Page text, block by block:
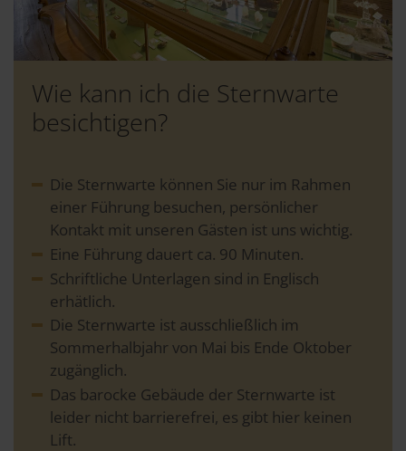
Wie kann ich die Sternwarte
besichtigen?
Die Sternwarte können Sie nur im Rahmen
einer Führung besuchen, persönlicher
Kontakt mit unseren Gästen ist uns wichtig.
Eine Führung dauert ca. 90 Minuten.
Schriftliche Unterlagen sind in Englisch
erhätlich.
Die Sternwarte ist ausschließlich im
Sommerhalbjahr von Mai bis Ende Oktober
zugänglich.
Das barocke Gebäude der Sternwarte ist
leider nicht barrierefrei, es gibt hier keinen
Lift.